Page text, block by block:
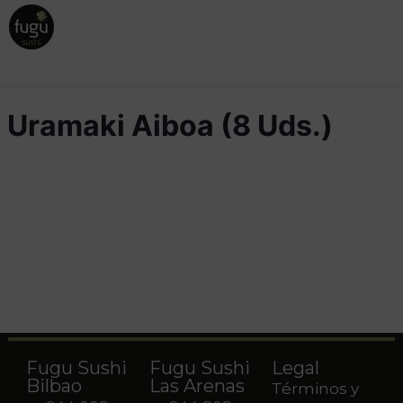
Uramaki Aiboa (8 Uds.)
Fugu Sushi
Bilbao
Fugu Sushi
Las Arenas
Legal
Términos y